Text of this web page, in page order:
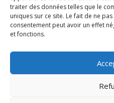
traiter des données telles que le
uniques sur ce site. Le fait de ne
consentement peut avoir un effet
et fonctions.
Nos liens
Lien admin
Mentions légales
Collège Bossuet Notre